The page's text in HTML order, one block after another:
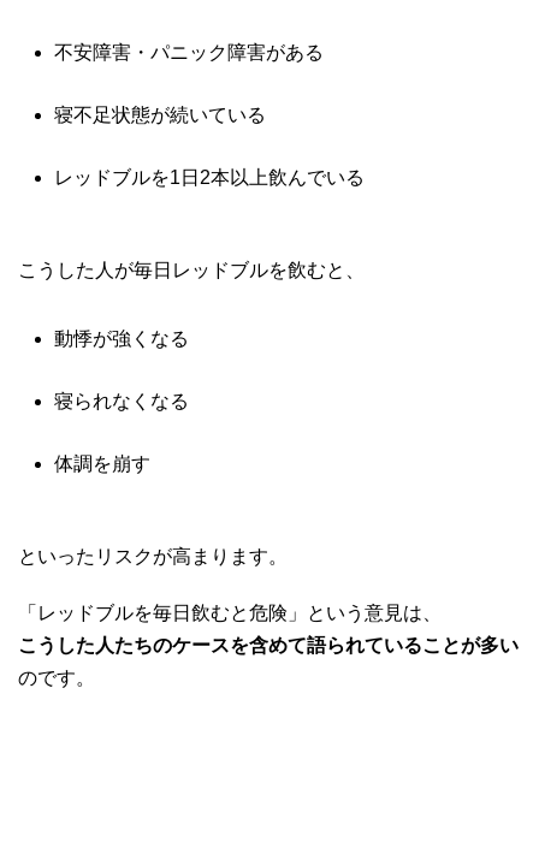
不安障害・パニック障害がある
寝不足状態が続いている
レッドブルを1日2本以上飲んでいる
こうした人が毎日レッドブルを飲むと、
動悸が強くなる
寝られなくなる
体調を崩す
といったリスクが高まります。
「レッドブルを毎日飲むと危険」という意見は、
こうした人たちのケースを含めて語られていることが多い
のです。